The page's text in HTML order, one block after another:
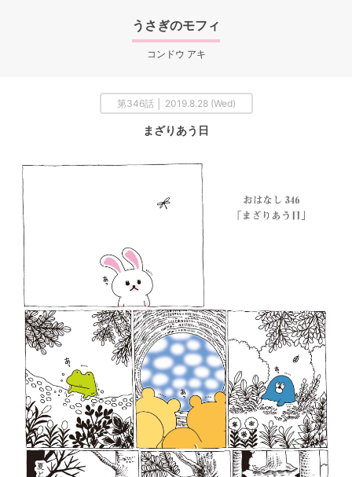
うさぎのモフィ
コンドウ アキ
第346話 │ 2019.8.28 (Wed)
まざりあう日